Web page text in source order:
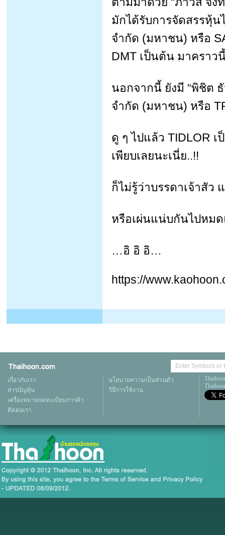
มักได้รับการจัดสรรหุ้น
จำกัด (มหาชน) หรือ
DMT เป็นต้น มาคราว
นอกจากนี้ ยังมี “พิชิต
จำกัด (มหาชน) หรือ
ดู ๆ ไปแล้ว TIDLOR
เพียบเลยนะเนี่ย..!!
ก็ไม่รู้ว่าบรรดาเจ้าสัว
หรือเผ่นแน่บกันไปหม
…อิ อิ อิ…
https://
เกี่ยวกับเรา
สารบัญหุ้น
เครื่องหมายจดทะเบียนการค้า
ติดต่อเรา
นโยบายความเป็นส่วนตัว
วิธีการใช้งาน